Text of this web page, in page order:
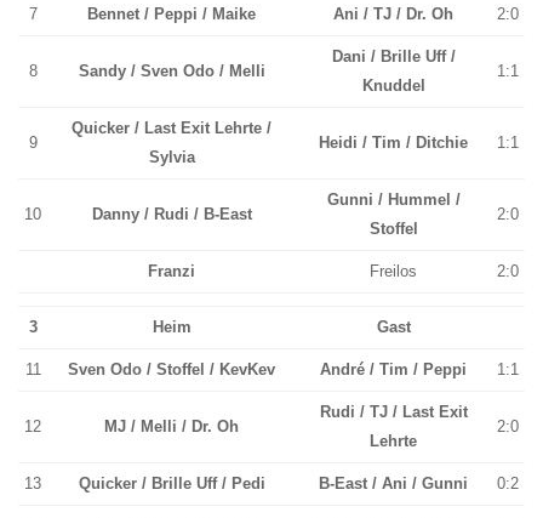
7 Bennet / Peppi / Maike Ani / TJ / Dr. Oh 2:0
8 Sandy / Sven Odo / Melli
Dani / Brille Uff /
Knuddel
1:1
9
Quicker / Last Exit Lehrte /
Sylvia
Heidi / Tim / Ditchie 1:1
10 Danny / Rudi / B-East
Gunni / Hummel /
Stoffel
2:0
Franzi Freilos 2:0
3 Heim Gast
11 Sven Odo / Stoffel / KevKev André / Tim / Peppi 1:1
12 MJ / Melli / Dr. Oh
Rudi / TJ / Last Exit
Lehrte
2:0
13 Quicker / Brille Uff / Pedi B-East / Ani / Gunni 0:2